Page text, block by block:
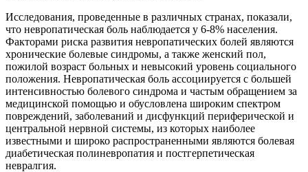
Исследования, проведенные в различных странах, показали,
что невропатическая боль наблюдается у 6-8% населения.
Факторами риска развития невропатических болей являются
хронические болевые синдромы, а также женский пол,
пожилой возраст больных и невысокий уровень социального
положения. Невропатическая боль ассоциируется с большей
интенсивностью болевого синдрома и частым обращением за
медицинской помощью и обусловлена широким спектром
повреждений, заболеваний и дисфункций периферической и
центральной нервной системы, из которых наиболее
известными и широко распространенными являются болевая
диабетическая полиневропатия и постгерпетическая
невралгия.